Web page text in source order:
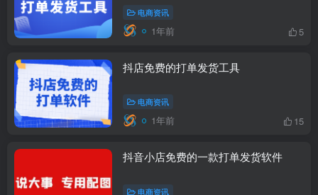
电商资讯
1年前 5
抖店免费的打单发货工具
电商资讯
1年前 15
抖音小店免费的一款打单发货软件
电商资讯